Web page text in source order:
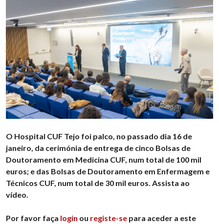
O Hospital CUF Tejo foi palco, no passado dia 16 de
janeiro, da cerimónia de entrega de cinco Bolsas de
Doutoramento em Medicina CUF, num total de 100 mil
euros; e das Bolsas de Doutoramento em Enfermagem e
Técnicos CUF, num total de 30 mil euros. Assista ao
vídeo.
Por favor faça login ou registe-se para aceder a este